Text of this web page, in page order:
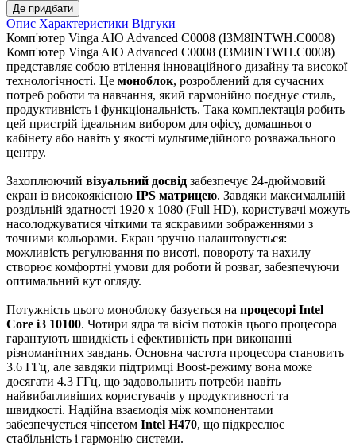
Де придбати
Опис Характеристики Відгуки
Комп'ютер Vinga AIO Advanced C0008 (I3M8INTWH.C0008)
Комп'ютер Vinga AIO Advanced C0008 (I3M8INTWH.C0008)
представляє собою втілення інноваційного дизайну та високої
технологічності. Це моноблок, розроблений для сучасних
потреб роботи та навчання, який гармонійно поєднує стиль,
продуктивність і функціональність. Така комплектація робить
цей пристрій ідеальним вибором для офісу, домашнього
кабінету або навіть у якості мультимедійного розважального
центру.
Захоплюючий візуальний досвід забезпечує 24-дюймовий
екран із високоякісною IPS матрицею. Завдяки максимальній
роздільній здатності 1920 x 1080 (Full HD), користувачі можуть
насолоджуватися чіткими та яскравими зображеннями з
точними кольорами. Екран зручно налаштовується:
можливість регулювання по висоті, повороту та нахилу
створює комфортні умови для роботи й розваг, забезпечуючи
оптимальний кут огляду.
Потужність цього моноблоку базується на процесорі Intel
Core i3 10100. Чотири ядра та вісім потоків цього процесора
гарантують швидкість і ефективність при виконанні
різноманітних завдань. Основна частота процесора становить
3.6 ГГц, але завдяки підтримці Boost-режиму вона може
досягати 4.3 ГГц, що задовольнить потреби навіть
найвибагливіших користувачів у продуктивності та
швидкості. Надійна взаємодія між компонентами
забезпечується чіпсетом Intel H470, що підкреслює
стабільність і гармонію системи.